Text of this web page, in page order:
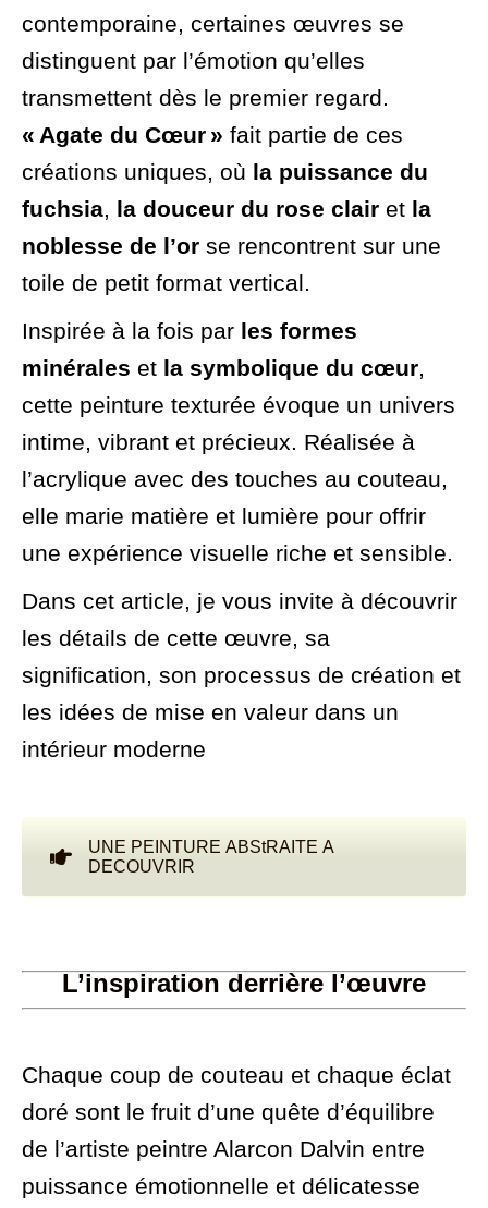
contemporaine, certaines œuvres se
distinguent par l’émotion qu’elles
transmettent dès le premier regard.
« Agate du Cœur » fait partie de ces
créations uniques, où la puissance du
fuchsia, la douceur du rose clair et la
noblesse de l’or se rencontrent sur une
toile de petit format vertical.
Inspirée à la fois par les formes
minérales et la symbolique du cœur,
cette peinture texturée évoque un univers
intime, vibrant et précieux. Réalisée à
l’acrylique avec des touches au couteau,
elle marie matière et lumière pour offrir
une expérience visuelle riche et sensible.
Dans cet article, je vous invite à découvrir
les détails de cette œuvre, sa
signification, son processus de création et
les idées de mise en valeur dans un
intérieur moderne
UNE PEINTURE ABStRAITE A
DECOUVRIR
L’inspiration derrière l’œuvre
Chaque coup de couteau et chaque éclat
doré sont le fruit d’une quête d’équilibre
de l’artiste peintre Alarcon Dalvin entre
puissance émotionnelle et délicatesse